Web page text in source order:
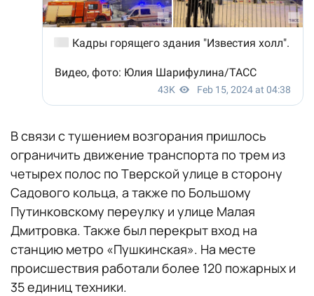
В связи с тушением возгорания пришлось
ограничить движение транспорта по трем из
четырех полос по Тверской улице в сторону
Садового кольца, а также по Большому
Путинковскому переулку и улице Малая
Дмитровка. Также был перекрыт вход на
станцию метро «Пушкинская». На месте
происшествия работали более 120 пожарных и
35 единиц техники.